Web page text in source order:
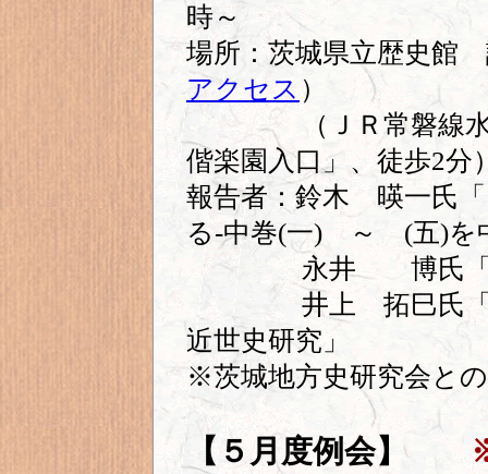
時～
場所：茨城県立歴史
アクセス ）
（ＪＲ常磐線水戸
偕楽園入口」、徒歩2分
報告者：鈴木 暎一氏「
る-中巻(一) ～ (五)を
永井 博氏「茨城
井上 拓巳氏「茨
近世史研究」
※茨城地方史研究会と
【５月度例会】